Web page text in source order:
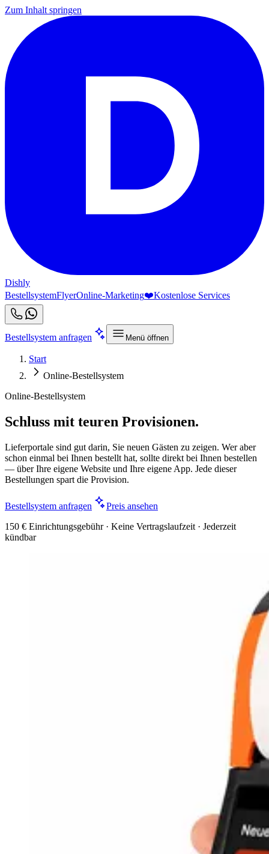
Zum Inhalt springen
Dishly
BestellsystemFlyerOnline-Marketing❤️Kostenlose Services
Bestellsystem anfragen Menü öffnen
Start
Online-Bestellsystem
Online-Bestellsystem
Schluss mit teuren Provisionen.
Lieferportale sind gut darin, Sie neuen Gästen zu zeigen. Wer aber
schon einmal bei Ihnen bestellt hat, sollte direkt bei Ihnen bestellen
— über Ihre eigene Website und Ihre eigene App. Jede dieser
Bestellungen spart die Provision.
Bestellsystem anfragen
Preis ansehen
150 € Einrichtungsgebühr · Keine Vertragslaufzeit · Jederzeit
kündbar